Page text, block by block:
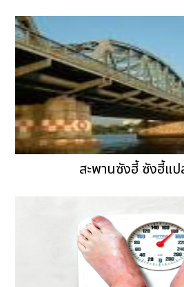
สะพานซังฮี้ ซังฮี้แป